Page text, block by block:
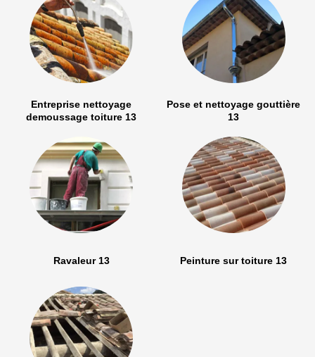
Entreprise nettoyage
demoussage toiture 13
Pose et nettoyage gouttière
13
Ravaleur 13 Peinture sur toiture 13